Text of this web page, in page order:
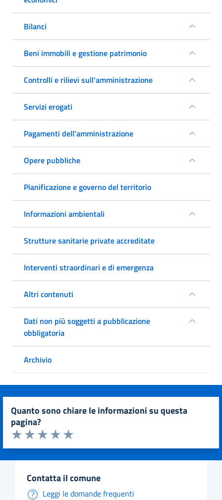
Bilanci
Beni immobili e gestione patrimonio
Controlli e rilievi sull'amministrazione
Servizi erogati
Pagamenti dell'amministrazione
Opere pubbliche
Pianificazione e governo del territorio
Informazioni ambientali
Strutture sanitarie private accreditate
Interventi straordinari e di emergenza
Altri contenuti
Dati non più soggetti a pubblicazione
obbligatoria
Archivio
quanto sono chiare le informazioni su questa
pagina?
Valuta da 1 a 5 stelle la pagina
Valuta 5 stelle su 5
Valuta 4 stelle su 5
Valuta 3 stelle su 5
Valuta 2 stelle su 5
Valuta 1 stelle su 5
contatta il comune
Leggi le domande frequenti